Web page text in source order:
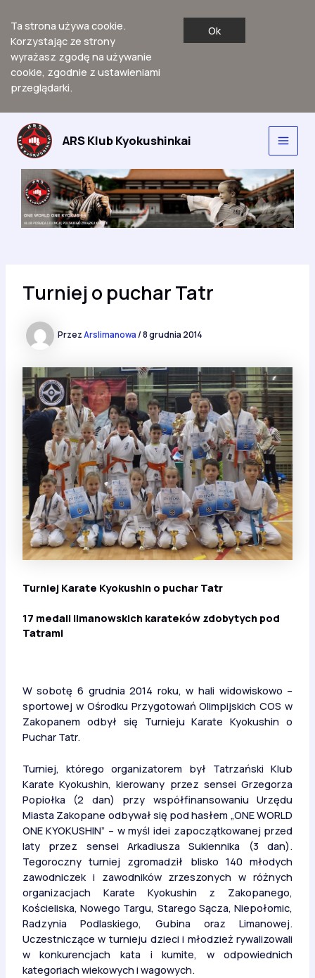
Ta strona używa cookie.
Korzystając ze strony
wyrażasz zgodę na używanie
cookie, zgodnie z ustawieniami
przeglądarki.
Ok
Przejdź
treści
ARS Klub Kyokushinkai
Main
Turniej o puchar Tatr
PrzezArslimanowa/8 grudnia 2014
Turniej Karate Kyokushin o puchar Tatr
17 medali limanowskich karateków zdobytych pod
Tatrami
W sobotę 6 grudnia 2014 roku, w hali widowiskowo –
sportowej w Ośrodku Przygotowań Olimpijskich COS w
Zakopanem odbył się Turnieju Karate Kyokushin o
Puchar Tatr.
Turniej, którego organizatorem był Tatrzański Klub
Karate Kyokushin, kierowany przez sensei Grzegorza
Popiołka (2 dan) przy współfinansowaniu Urzędu
Miasta Zakopane odbywał się pod hasłem „ONE WORLD
ONE KYOKUSHIN” – w myśl idei zapoczątkowanej przed
laty przez sensei Arkadiusza Sukiennika (3 dan).
Tegoroczny turniej zgromadził blisko 140 młodych
zawodniczek i zawodników zrzeszonych w różnych
organizacjach Karate Kyokushin z Zakopanego,
Kościeliska, Nowego Targu, Starego Sącza, Niepołomic,
Radzynia Podlaskiego, Gubina oraz Limanowej.
Uczestniczące w turnieju dzieci i młodzież rywalizowali
w konkurencjach kata i kumite, w odpowiednich
kategoriach wiekowych i wagowych.